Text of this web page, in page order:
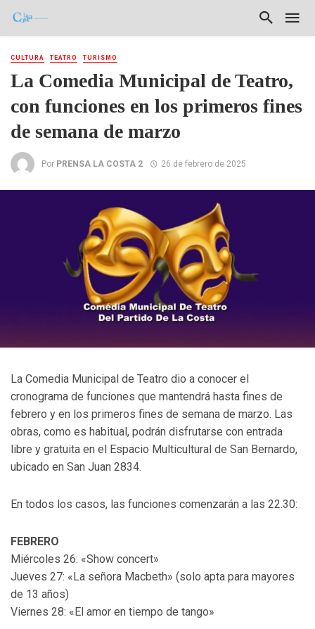
CULTURA TEATRO TURISMO
La Comedia Municipal de Teatro,
con funciones en los primeros fines
de semana de marzo
Por PRENSA LA COSTA 2 26 de febrero de 2025
La Comedia Municipal de Teatro dio a conocer el
cronograma de funciones que mantendrá hasta fines de
febrero y en los primeros fines de semana de marzo. Las
obras, como es habitual, podrán disfrutarse con entrada
libre y gratuita en el Espacio Multicultural de San Bernardo,
ubicado en San Juan 2834.
En todos los casos, las funciones comenzarán a las 22.30:
FEBRERO
Miércoles 26: «Show concert»
Jueves 27: «La señora Macbeth» (solo apta para mayores
de 13 años)
Viernes 28: «El amor en tiempo de tango»